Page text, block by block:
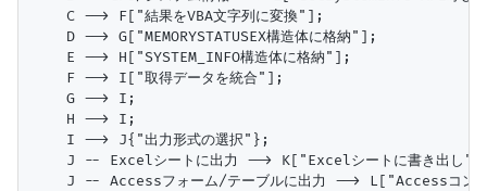
    C --> F["結果をVBA文字列に変換"];
    D --> G["MEMORYSTATUSEX構造体に格納"];
    E --> H["SYSTEM_INFO構造体に格納"];
    F --> I["取得データを統合"];
    G --> I;
    H --> I;
    I --> J{"出力形式の選択"};
J -- Excelシートに出力 --> K["Excelシートに書き出し
J -- Accessフォーム/テーブルに出力 --> L["Accessコント